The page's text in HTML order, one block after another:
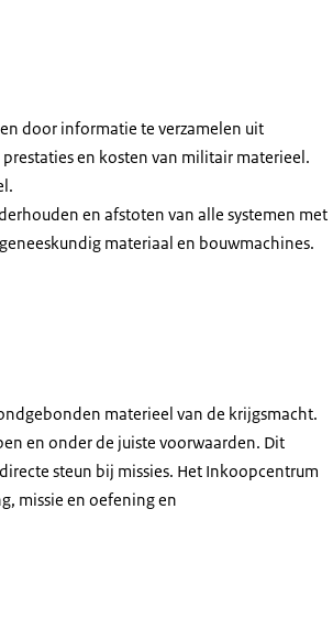
door informatie te verzamelen uit
en kosten van militair materieel.
en afstoten van alle systemen met
materiaal en bouwmachines.
in de ene hand en wijst met de andere hand
materieel van de krijgsmacht.
en onder de juiste voorwaarden. Dit
steun bij missies. Het Inkoopcentrum
missie en oefening en
hoogbouwmagazijn.